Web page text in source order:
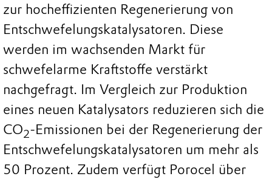
zur hocheffizienten Regenerierung von
Entschwefelungskatalysatoren. Diese
werden im wachsenden Markt für
schwefelarme Kraftstoffe verstärkt
nachgefragt. Im Vergleich zur Produktion
eines neuen Katalysators reduzieren sich die
CO2-Emissionen bei der Regenerierung der
Entschwefelungskatalysatoren um mehr als
50 Prozent. Zudem verfügt Porocel über